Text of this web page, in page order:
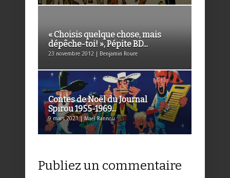
« Choisis quelque chose, mais
dépêche-toi! », Pépite BD...
23 novembre 2012 | Benjamin Roure
Contes de Noël du Journal
Spirou 1955-1969...
9 mars 2021 | Maël Rannou
Publiez un commentaire